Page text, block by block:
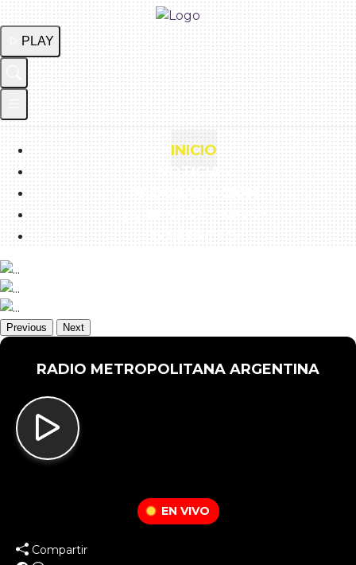
PLAY
INICIO
NOTICIAS
PROGRAMACIÓN
¿QUIÉNES SOMOS?
CONTACTO
Previous Next
RADIO METROPOLITANA ARGENTINA
EN VIVO
Compartir